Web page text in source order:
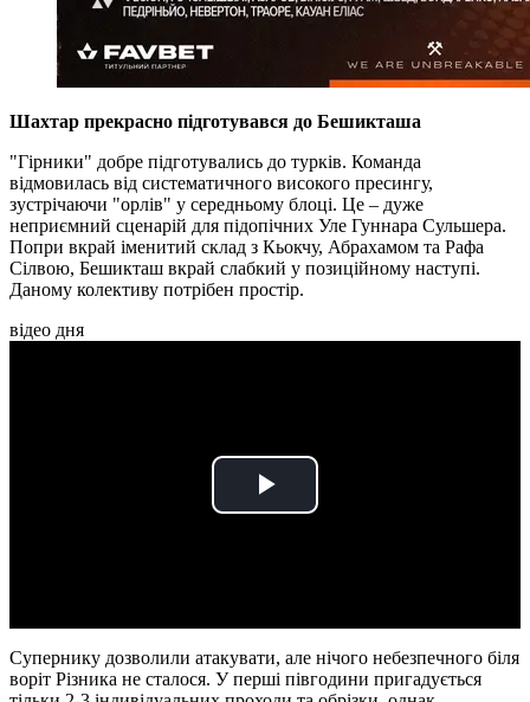
Шахтар прекрасно підготувався до Бешикташа
"Гірники" добре підготувались до турків. Команда
відмовилась від систематичного високого пресингу,
зустрічаючи "орлів" у середньому блоці. Це – дуже
неприємний сценарій для підопічних Уле Гуннара Сульшера.
Попри вкрай іменитий склад з Кьокчу, Абрахамом та Рафа
Сілвою, Бешикташ вкрай слабкий у позиційному наступі.
Даному колективу потрібен простір.
відео дня
Play
Супернику дозволили атакувати, але нічого небезпечного біля
воріт Різника не сталося. У перші півгодини пригадується